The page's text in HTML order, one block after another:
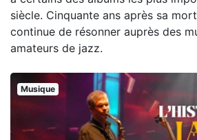
siècle. Cinquante ans après sa
continue de résonner auprès des
amateurs de jazz.
Musique